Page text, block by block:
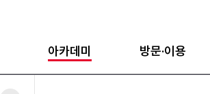
아카데미 방문·이용